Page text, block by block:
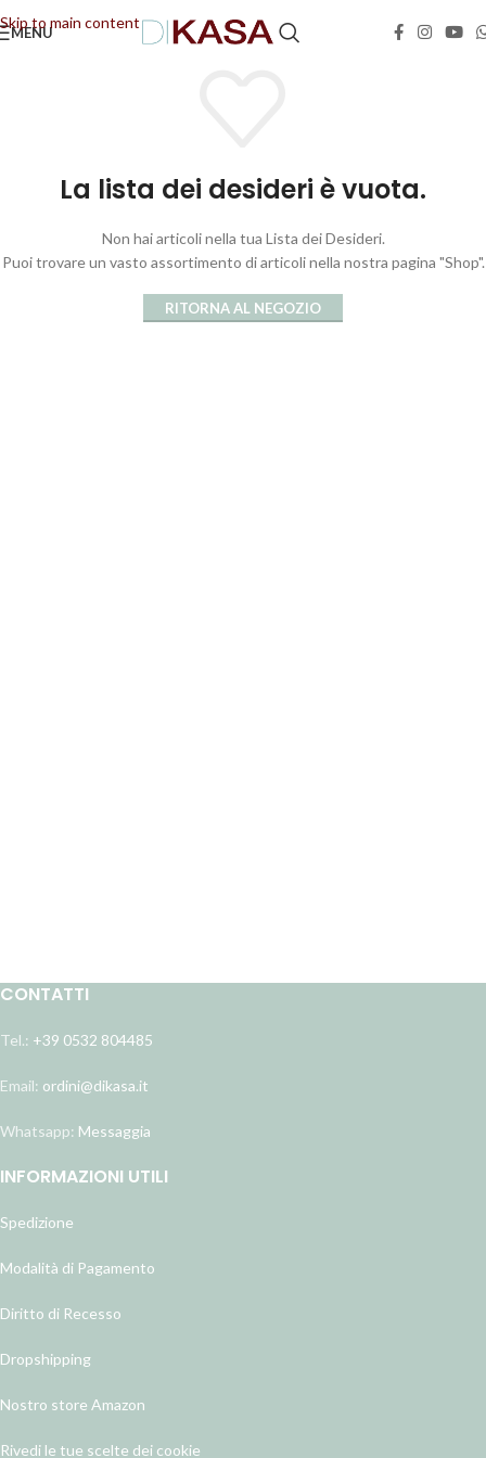
Skip to main content
📢 Dal 08/08/2026 al 23/08/2026 (compresi) gli ordini saranno evasi con tempi di
MENU
La lista dei desideri è vuota.
Non hai articoli nella tua Lista dei Desideri.
Puoi trovare un vasto assortimento di articoli nella nostra pagina "Shop".
RITORNA AL NEGOZIO
CONTATTI
Tel.: +39 0532 804485
Email: ordini@dikasa.it
Whatsapp: Messaggia
INFORMAZIONI UTILI
Spedizione
Modalità di Pagamento
Diritto di Recesso
Dropshipping
Nostro store Amazon
Rivedi le tue scelte dei cookie